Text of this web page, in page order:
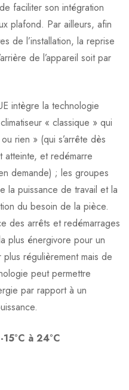
faciliter son intégration
plafond. Par ailleurs, afin
de l’installation, la reprise
de l’appareil soit par
intègre la technologie
« classique » qui
rien » (qui s’arrête dès
atteinte, et redémarre
demande) ; les groupes
la puissance de travail et la
du besoin de la pièce.
des arrêts et redémarrages
plus énergivore pour un
régulièrement mais de
peut permettre
par rapport à un
-15°C à 24°C